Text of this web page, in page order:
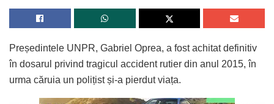
Președintele UNPR, Gabriel Oprea, a fost achitat definitiv
în dosarul privind tragicul accident rutier din anul 2015, în
urma căruia un polițist și-a pierdut viața.